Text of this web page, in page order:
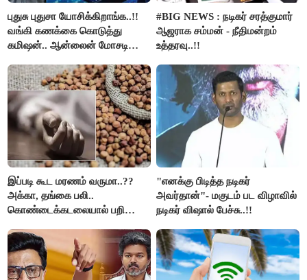
புதுசு புதுசா யோசிக்கிறாங்க..!!
வங்கி கணக்கை கொடுத்து
கமிஷன்.. ஆன்லைன் மோசடி
கைது..!!
#BIG NEWS : நடிகர் சரத்குமார்
ஆஜராக சம்மன் - நீதிமன்றம்
உத்தரவு..!!
இப்படி கூட மரணம் வருமா..??
அக்கா, தங்கை பலி..
கொண்டைக்கடலையால் பறிபோன
"எனக்கு பிடித்த நடிகர்
அவர்தான்"- மகுடம் பட விழாவில்
நடிகர் விஷால் பேச்சு..!!